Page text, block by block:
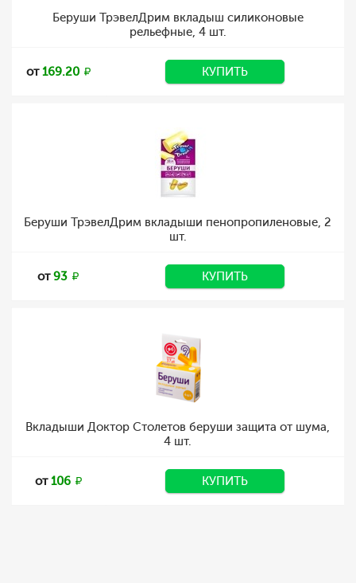
Беруши ТрэвелДрим вкладыш силиконовые
рельефные, 4 шт.
от169.20 КУПИТЬ
Беруши ТрэвелДрим вкладыши пенопропиленовые, 2
шт.
от93 КУПИТЬ
Вкладыши Доктор Столетов беруши защита от шума,
4 шт.
от106 КУПИТЬ